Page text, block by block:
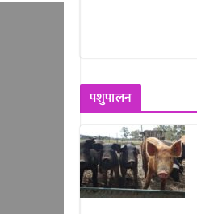
पशुपालन